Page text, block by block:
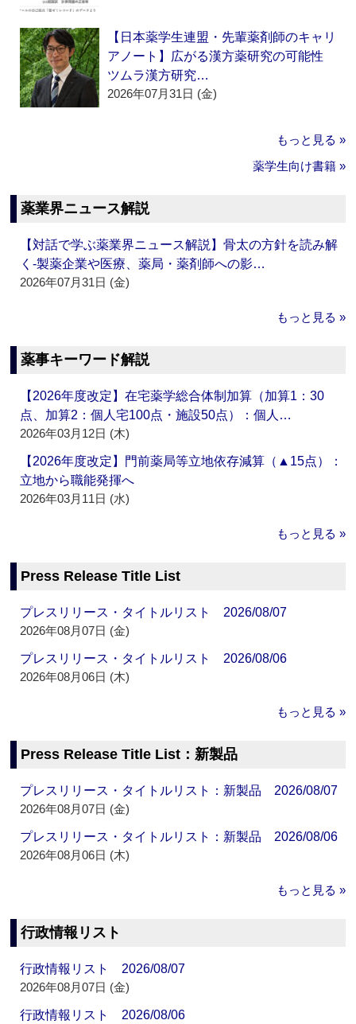
【日本薬学生連盟・先輩薬剤師のキャリ
アノート】広がる漢方薬研究の可能性
ツムラ漢方研究…
2026年07月31日 (金)
もっと見る »
薬学生向け書籍 »
薬業界ニュース解説
【対話で学ぶ薬業界ニュース解説】骨太の方針を読み解
く‐製薬企業や医療、薬局・薬剤師への影…
2026年07月31日 (金)
もっと見る »
薬事キーワード解説
【2026年度改定】在宅薬学総合体制加算（加算1：30
点、加算2：個人宅100点・施設50点）：個人…
2026年03月12日 (木)
【2026年度改定】門前薬局等立地依存減算（▲15点）：
立地から職能発揮へ
2026年03月11日 (水)
もっと見る »
Press Release Title List
プレスリリース・タイトルリスト 2026/08/07
2026年08月07日 (金)
プレスリリース・タイトルリスト 2026/08/06
2026年08月06日 (木)
もっと見る »
Press Release Title List：新製品
プレスリリース・タイトルリスト：新製品 2026/08/07
2026年08月07日 (金)
プレスリリース・タイトルリスト：新製品 2026/08/06
2026年08月06日 (木)
もっと見る »
行政情報リスト
行政情報リスト 2026/08/07
2026年08月07日 (金)
行政情報リスト 2026/08/06